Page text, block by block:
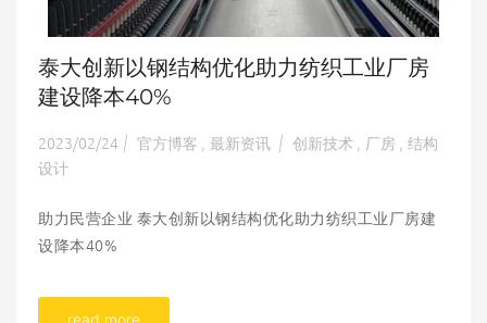
泰大创新以钢结构优化助力纺织工业厂房
建设降本40%
2023/02/24 | 官方博客 最新资讯 | 创新技术 厂房 结构
设计
助力民营企业 泰大创新以钢结构优化助力纺织工业厂房建
设降本40%
read more